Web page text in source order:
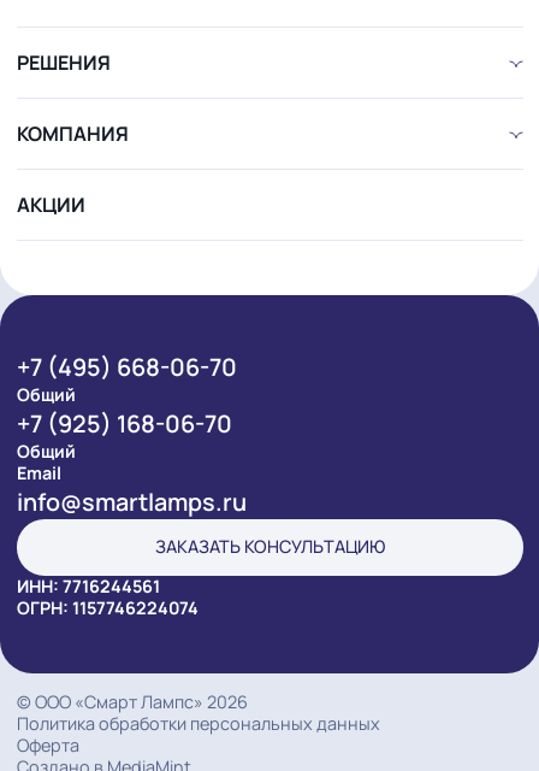
Бесплатный проект освещения для
магазинов от 100 м²
ПРОДУКЦИЯ
ПРОЕКТЫ
УСЛУГИ
РЕШЕНИЯ
КОМПАНИЯ
АКЦИИ